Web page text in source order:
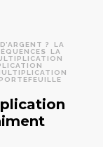
?
LA
LA
PORTEFEUILLE